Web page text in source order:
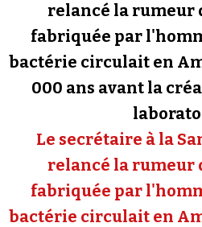
Newsletter
Faire un don
Demander
Se
relancé la rumeur
fabriquée par
bactérie circulait en
000 ans avant la
Le secrétaire à la
relancé la rumeur
fabriquée par
bactérie circulait en